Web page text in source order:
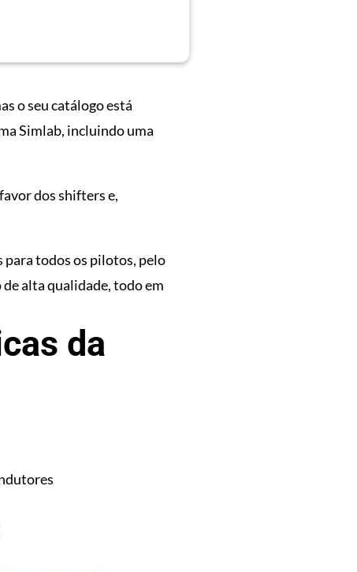
o seu catálogo está
Simlab, incluindo uma
dos shifters e,
para todos os pilotos, pelo
de alta qualidade, todo em
da